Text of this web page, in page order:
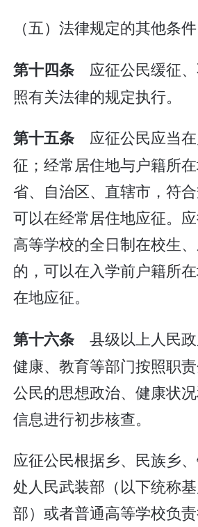
（五）法律规定的其他条件
第十四条 应征公民缓征
照有关法律的规定执行。
第十五条 应征公民应当
征；经常居住地与户籍所
省、自治区、直辖市，符
可以在经常居住地应征。
高等学校的全日制在校生
的，可以在入学前户籍所
在地应征。
第十六条 县级以上人民
健康、教育等部门按照职
公民的思想政治、健康状
信息进行初步核查。
应征公民根据乡、民族乡
处人民武装部（以下统称
部）或者普通高等学校负